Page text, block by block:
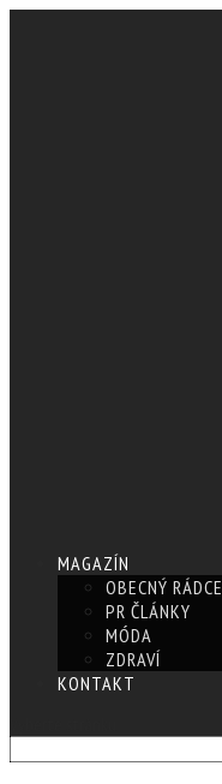
MAGAZÍN
OBECNÝ RÁDCE
PR ČLÁNKY
MÓDA
ZDRAVÍ
KONTAKT